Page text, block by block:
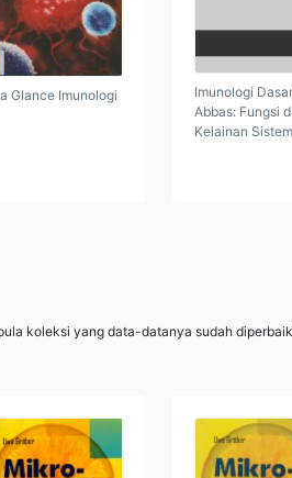
Glance Imunologi
Imunologi Dasar
Abbas: Fungsi
Kelainan
koleksi yang data-datanya sudah